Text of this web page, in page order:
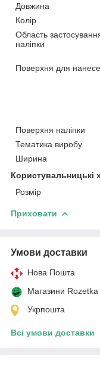
Довжина
Колір
Область
наліпки
Поверхня для
Поверхня наліпки
Тематика виробу
Ширина
Користувальницькі
Розмір
Приховати
Умови доставки
Нова Пошта
Магазини Rozetka
Укрпошта
Всі умови доставки